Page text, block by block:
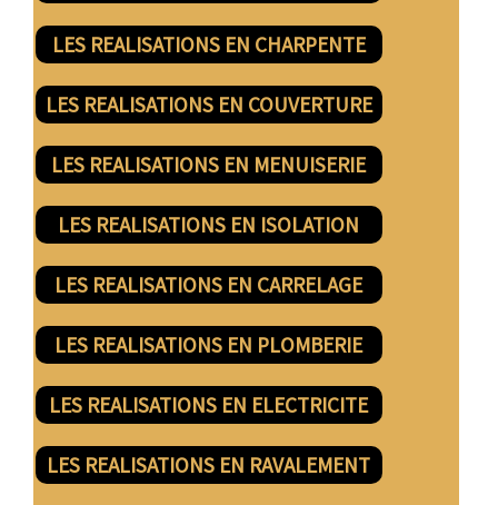
LES REALISATIONS EN CHARPENTE
LES REALISATIONS EN COUVERTURE
LES REALISATIONS EN MENUISERIE
LES REALISATIONS EN ISOLATION
LES REALISATIONS EN CARRELAGE
LES REALISATIONS EN PLOMBERIE
LES REALISATIONS EN ELECTRICITE
LES REALISATIONS EN RAVALEMENT